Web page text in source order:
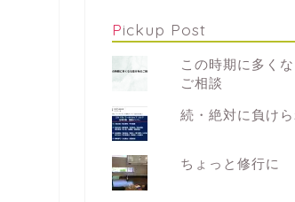
Pickup Post
この時期に多く
ご相談
続・絶対に負け
ちょっと修行に